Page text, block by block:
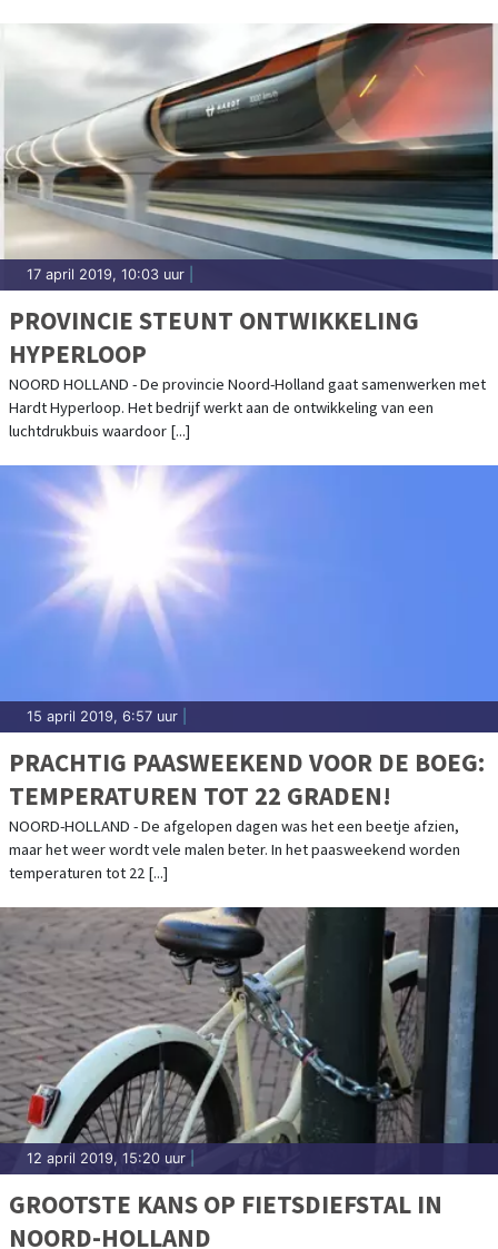
17 april 2019, 10:03 uur
PROVINCIE STEUNT ONTWIKKELING
HYPERLOOP
NOORD HOLLAND - De provincie Noord-Holland gaat samenwerken met
Hardt Hyperloop. Het bedrijf werkt aan de ontwikkeling van een
luchtdrukbuis waardoor [...]
15 april 2019, 6:57 uur
PRACHTIG PAASWEEKEND VOOR DE BOEG:
TEMPERATUREN TOT 22 GRADEN!
NOORD-HOLLAND - De afgelopen dagen was het een beetje afzien,
maar het weer wordt vele malen beter. In het paasweekend worden
temperaturen tot 22 [...]
12 april 2019, 15:20 uur
GROOTSTE KANS OP FIETSDIEFSTAL IN
NOORD-HOLLAND